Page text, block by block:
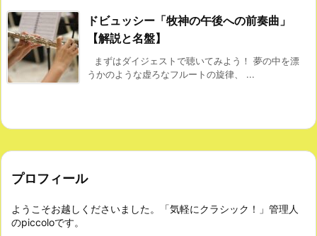
ドビュッシー「牧神の午後への前奏曲」
【解説と名盤】
まずはダイジェストで聴いてみよう！ 夢の中を漂
うかのような虚ろなフルートの旋律、 ...
プロフィール
ようこそお越しくださいました。「気軽にクラシック！」管理人
のpiccoloです。